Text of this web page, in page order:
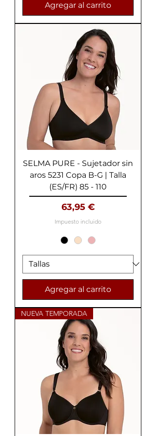
Agregar al carrito
SELMA PURE - Sujetador sin
aros 5231 Copa B-G | Talla
(ES/FR) 85 - 110
Precio
63,95 €
Impuesto incluido
Agregar al carrito
NUEVA TEMPORADA